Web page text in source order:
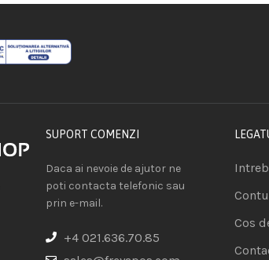
SUPORT COMENZI
Daca ai nevoie de ajutor ne
poti contacta telefonic sau
prin e-mail.
+4 021.636.70.85
Cos